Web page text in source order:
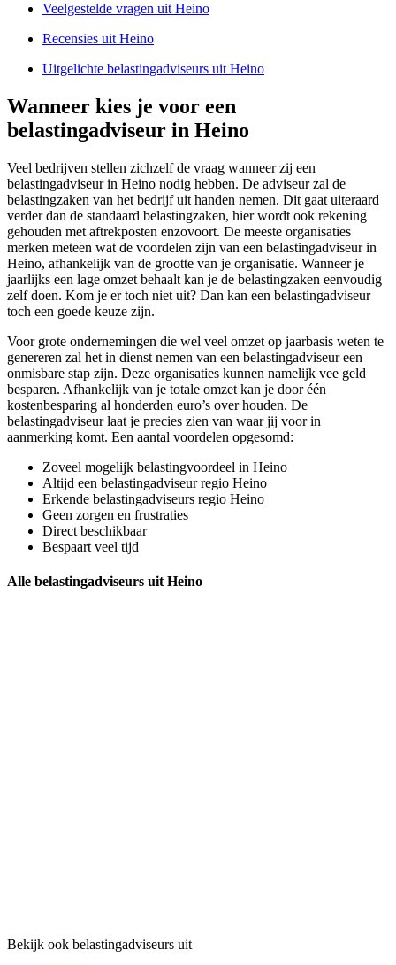
Veelgestelde vragen uit Heino
Recensies uit Heino
Uitgelichte belastingadviseurs uit Heino
Wanneer kies je voor een
belastingadviseur in Heino
Veel bedrijven stellen zichzelf de vraag wanneer zij een
belastingadviseur in Heino nodig hebben. De adviseur zal de
belastingzaken van het bedrijf uit handen nemen. Dit gaat uiteraard
verder dan de standaard belastingzaken, hier wordt ook rekening
gehouden met aftrekposten enzovoort. De meeste organisaties
merken meteen wat de voordelen zijn van een belastingadviseur in
Heino, afhankelijk van de grootte van je organisatie. Wanneer je
jaarlijks een lage omzet behaalt kan je de belastingzaken eenvoudig
zelf doen. Kom je er toch niet uit? Dan kan een belastingadviseur
toch een goede keuze zijn.
Voor grote ondernemingen die wel veel omzet op jaarbasis weten te
genereren zal het in dienst nemen van een belastingadviseur een
onmisbare stap zijn. Deze organisaties kunnen namelijk vee geld
besparen. Afhankelijk van je totale omzet kan je door één
kostenbesparing al honderden euro’s over houden. De
belastingadviseur laat je precies zien van waar jij voor in
aanmerking komt. Een aantal voordelen opgesomd:
Zoveel mogelijk belastingvoordeel in Heino
Altijd een belastingadviseur regio Heino
Erkende belastingadviseurs regio Heino
Geen zorgen en frustraties
Direct beschikbaar
Bespaart veel tijd
Alle belastingadviseurs uit Heino
Bekijk ook belastingadviseurs uit